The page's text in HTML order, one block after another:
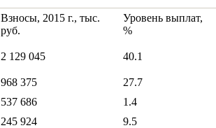
Взносы, 2015 г., тыс.
руб.
Уровень выплат,
%
2 129 045 40.1
968 375 27.7
537 686 1.4
245 924 9.5